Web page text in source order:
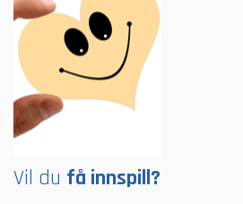
Vil du få innspill?